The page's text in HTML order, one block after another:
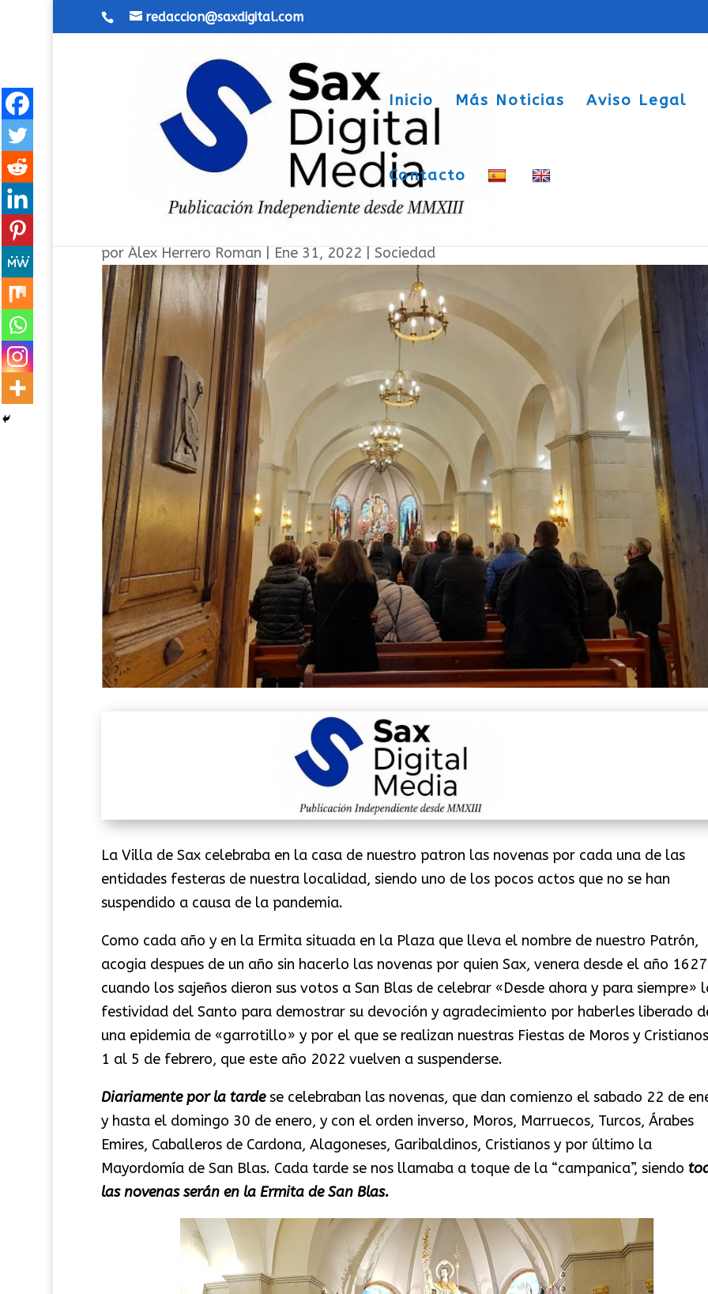
redaccion@saxdigital.com
Inicio Más Noticias Aviso Legal
Contacto
Las novenas volvieron a llenar la ermita de San Blas de fe
por Álex Herrero Roman Ene 31, 2022 Sociedad
La Villa de Sax celebraba en la casa de nuestro patron las novenas por cada una de las
entidades festeras de nuestra localidad, siendo uno de los pocos actos que no se han
suspendido a causa de la pandemia.
Como cada año y en la Ermita situada en la Plaza que lleva el nombre de nuestro Patrón,
acogia despues de un año sin hacerlo las novenas por quien Sax, venera desde el año
cuando los sajeños dieron sus votos a San Blas de celebrar «Desde ahora y para siempre»
festividad del Santo para demostrar su devoción y agradecimiento por haberles liberado
una epidemia de «garrotillo» y por el que se realizan nuestras Fiestas de Moros y
1 al 5 de febrero, que este año 2022 vuelven a suspenderse.
Diariamente por la tardese celebraban las novenas, que dan comienzo el sabado 22 de
y hasta el domingo 30 de enero, y con el orden inverso, Moros, Marruecos, Turcos, Árabes
Emires, Caballeros de Cardona, Alagoneses, Garibaldinos, Cristianos y por último la
Mayordomía de San Blas. Cada tarde se nos llamaba a toque de la “campanica”, siendo
las novenas serán en la Ermita de San Blas.